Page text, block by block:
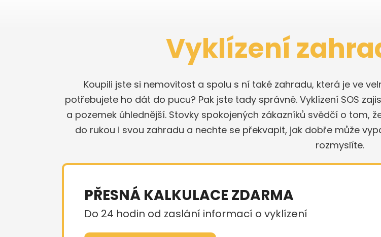
Vyklízení
Koupili jste si nemovitost a spolu s ní také zahradu, která je ve
potřebujete ho dát do pucu? Pak jste tady správně. Vyklízení SOS
a pozemek úhlednější. Stovky spokojených zákazníků svědčí o tom,
do rukou i svou zahradu a nechte se překvapit, jak dobře může
rozmyslíte.
PŘESNÁ KALKULACE ZDARMA
Do 24 hodin od zaslání informací o vyklízení